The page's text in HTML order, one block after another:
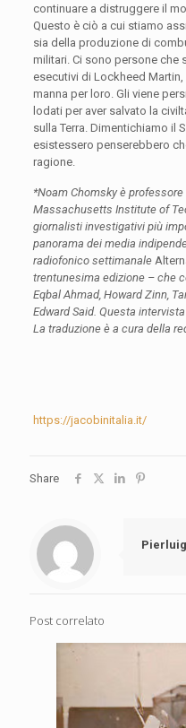
continuare a distruggere il
Questo è ciò a cui stiamo
sia della produzione di
militari. Ci sono persone che
esecutivi di Lockheed
manna per loro. Gli viene
lodati per aver salvato la
sulla Terra. Dimentichiamo il
esistessero penserebbero
ragione.
*Noam Chomsky è
Massachusetts Institute of
giornalisti investigativi più
panorama dei media
radiofonico settimanale
trentunesima edizione – che
Eqbal Ahmad, Howard Zinn,
Edward Said. Questa
La traduzione è a cura della
https://jacobinitalia.it/
Share
Post correlato